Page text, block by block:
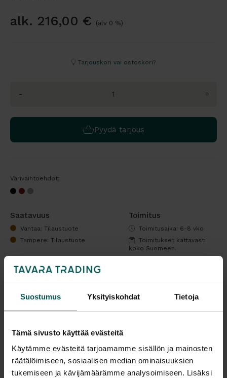
Suostumus Yksityiskohdat Tietoja
Tämä sivusto käyttää evästeitä
Käytämme evästeitä tarjoamamme sisällön ja mainosten
räätälöimiseen, sosiaalisen median ominaisuuksien
tukemiseen ja kävijämäärämme analysoimiseen. Lisäksi
alk. 216,00 € (alv 0 %)
Tarjouskori vai ostoskori?
- +
Pyydä tarjous
Värivaihtoehdot:
Saatavuus
Vantaa: Tilaustuote
Tampere: Tilaustuote
Toimitus
Toimitusaika: 6-8 vko
Toimitukset kattavasti
koko Suomeen.
Malli esillä myymälöissä (Vantaa), tervetuloa tutustumaan!
Tulosta tuotekortti